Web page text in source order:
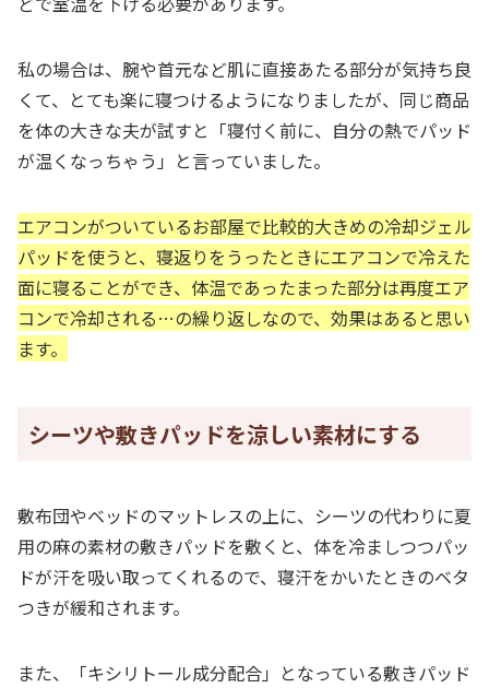
私の場合は、腕や首元など肌に直接あたる部分が気持ち良
くて、とても楽に寝つけるようになりましたが、同じ商品
を体の大きな夫が試すと「寝付く前に、自分の熱でパッド
が温くなっちゃう」と言っていました。
エアコンがついているお部屋で比較的大きめの冷却ジェル
パッドを使うと、寝返りをうったときにエアコンで冷えた
面に寝ることができ、体温であったまった部分は再度エア
コンで冷却される…の繰り返しなので、効果はあると思い
ます。
シーツや敷きパッドを涼しい素材にする
敷布団やベッドのマットレスの上に、シーツの代わりに夏
用の麻の素材の敷きパッドを敷くと、体を冷ましつつパッ
ドが汗を吸い取ってくれるので、寝汗をかいたときのベタ
つきが緩和されます。
また、「キシリトール成分配合」となっている敷きパッド